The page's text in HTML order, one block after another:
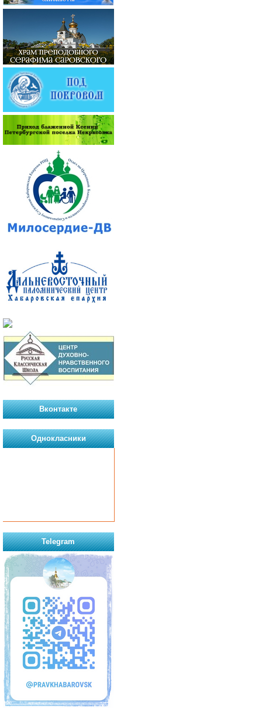
Вконтакте
Однокласники
Telegram